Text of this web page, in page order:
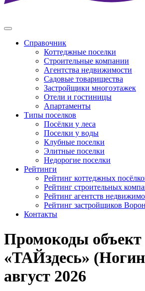
Справочник
Коттеджные поселки
Строительные компании
Агентства недвижимости
Садовые товарищества
Застройщики многоэтажек
Отели и гостиницы
Апартаменты
Типы поселков
Посёлки у леса
Поселки у воды
Клубные поселки
Элитные поселки
Недорогие поселки
Рейтинги
Рейтинг коттеджных
Рейтинг строительных
Рейтинг агентств
Рейтинг застройщиков
Контакты
Промокоды объект
«ТАЙздесь»
август 2026